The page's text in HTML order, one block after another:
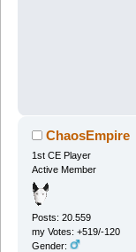
ChaosEmpire
1st CE Player
Active Member
Posts: 20.559
my Votes: +519/-120
Gender: